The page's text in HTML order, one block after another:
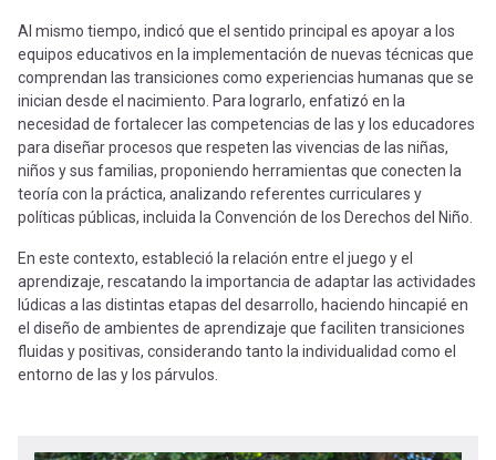
Al mismo tiempo, indicó que el sentido principal es apoyar a los
equipos educativos en la implementación de nuevas técnicas que
comprendan las transiciones como experiencias humanas que se
inician desde el nacimiento. Para lograrlo, enfatizó en la
necesidad de fortalecer las competencias de las y los educadores
para diseñar procesos que respeten las vivencias de las niñas,
niños y sus familias, proponiendo herramientas que conecten la
teoría con la práctica, analizando referentes curriculares y
políticas públicas, incluida la Convención de los Derechos del Niño.
En este contexto, estableció la relación entre el juego y el
aprendizaje, rescatando la importancia de adaptar las actividades
lúdicas a las distintas etapas del desarrollo, haciendo hincapié en
el diseño de ambientes de aprendizaje que faciliten transiciones
fluidas y positivas, considerando tanto la individualidad como el
entorno de las y los párvulos.